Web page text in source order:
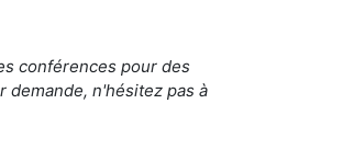
conférences pour des
demande, n'hésitez pas à